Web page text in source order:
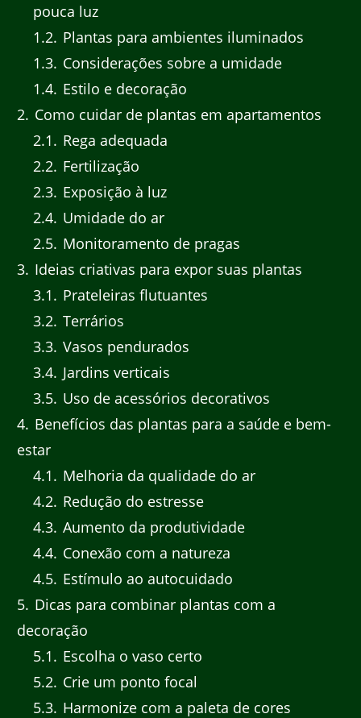
pouca luz
1.2 Plantas para ambientes iluminados
1.3 Considerações sobre a umidade
1.4 Estilo e decoração
2 Como cuidar de plantas em apartamentos
2.1
Rega adequada
2.2 Fertilização
2.3 Exposição à luz
2.4 Umidade do ar
2.5 Monitoramento de pragas
3 Ideias criativas para expor suas plantas
3.1
Prateleiras flutuantes
3.2 Terrários
3.3 Vasos pendurados
3.4 Jardins verticais
3.5 Uso de acessórios decorativos
4 Benefícios das plantas para a saúde e bem-
estar
4.1
Melhoria da qualidade do ar
4.2 Redução do estresse
4.3 Aumento da produtividade
4.4 Conexão com a natureza
4.5 Estímulo ao autocuidado
5 Dicas para combinar plantas com a
decoração
5.1
Escolha o vaso certo
5.2 Crie um ponto focal
5.3 Harmonize com a paleta de cores